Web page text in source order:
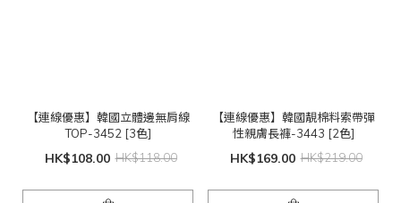
【連線優惠】韓國立體邊無肩線
TOP-3452 [3色]
HK$108.00 HK$118.00
【連線優惠】韓國靚棉料索帶彈
性親膚長褲-3443 [2色]
HK$169.00 HK$219.00